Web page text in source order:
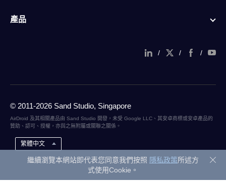
產品
/ / /
© 2011-2026 Sand Studio, Singapore
AirDroid 及其相關產品由 Sand Studio 開發，未受 Google LLC、其安卓商標或安卓產品的
贊助、認可、授權，亦與之無附屬或關聯之關係。
繁體中文
繼續瀏覽本網站即代表您同意我們按照 隱私政策所述方
式使用Cookie。